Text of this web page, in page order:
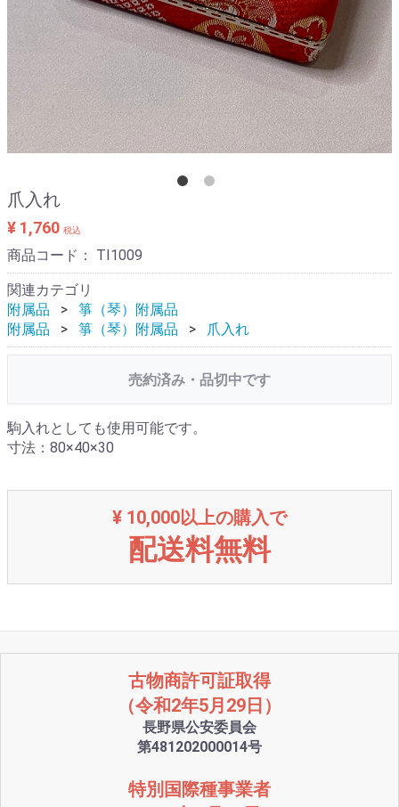
爪入れ
¥ 1,760 税込
商品コード： TI1009
関連カテゴリ
附属品
箏（琴）附属品
附属品
箏（琴）附属品 爪入れ
売約済み・品切中です
駒入れとしても使用可能です。
寸法：80×40×30
¥ 10,000以上の購入で
配送料無料
古物商許可証取得
（令和2年5月29日）
長野県公安委員会
第481202000014号
特別国際種事業者